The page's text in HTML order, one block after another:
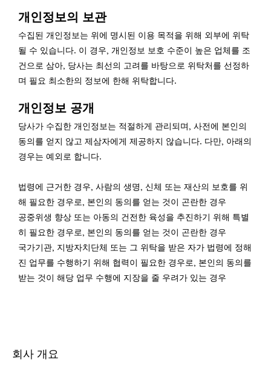
개인정보의 보관
수집된 개인정보는 위에 명시된 이용 목적을 위해 외부에 위탁
될 수 있습니다. 이 경우, 개인정보 보호 수준이 높은 업체를 조
건으로 삼아, 당사는 최선의 고려를 바탕으로 위탁처를 선정하
며 필요 최소한의 정보에 한해 위탁합니다.
개인정보 공개
당사가 수집한 개인정보는 적절하게 관리되며, 사전에 본인의
동의를 얻지 않고 제삼자에게 제공하지 않습니다. 다만, 아래의
경우는 예외로 합니다.
법령에 근거한 경우, 사람의 생명, 신체 또는 재산의 보호를 위
해 필요한 경우로, 본인의 동의를 얻는 것이 곤란한 경우
공중위생 향상 또는 아동의 건전한 육성을 추진하기 위해 특별
히 필요한 경우로, 본인의 동의를 얻는 것이 곤란한 경우
국가기관, 지방자치단체 또는 그 위탁을 받은 자가 법령에 정해
진 업무를 수행하기 위해 협력이 필요한 경우로, 본인의 동의를
받는 것이 해당 업무 수행에 지장을 줄 우려가 있는 경우
회사 개요